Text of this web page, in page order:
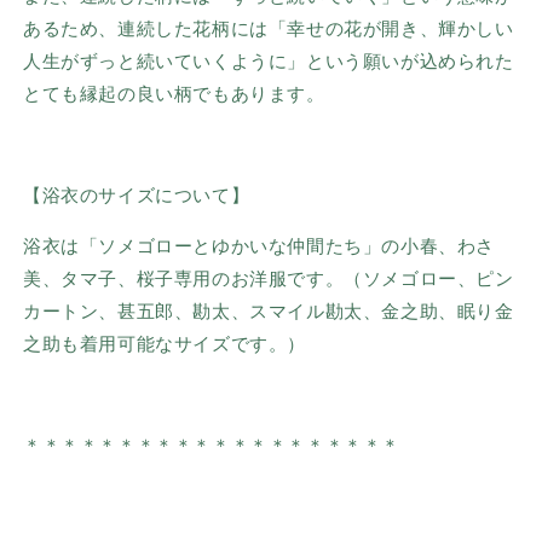
あるため、連続した花柄には「幸せの花が開き、輝かしい
人生がずっと続いていくように」という願いが込められた
とても縁起の良い柄でもあります。
【浴衣のサイズについて】
浴衣は「ソメゴローとゆかいな仲間たち」の小春、わさ
美、タマ子、桜子専用のお洋服です。（ソメゴロー、ピン
カートン、甚五郎、勘太、スマイル勘太、金之助、眠り金
之助も着用可能なサイズです。）
＊＊＊＊＊＊＊＊＊＊＊＊＊＊＊＊＊＊＊＊